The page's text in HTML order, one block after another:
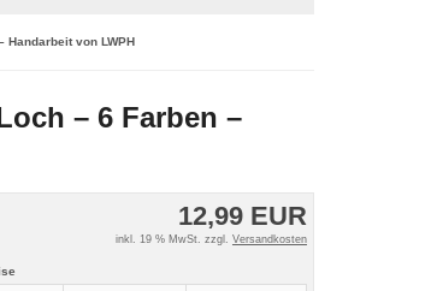
Handarbeit von LWPH
– 6 Farben –
12,99 EUR
inkl. 19 % MwSt. zzgl. Versandkosten